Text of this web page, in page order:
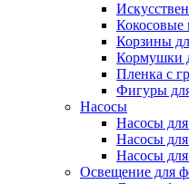
Кокосовые
Корзины
Кормушки
Пленка с
Фигуры
Насосы
Насосы
Насосы для
Насосы
Освещение для